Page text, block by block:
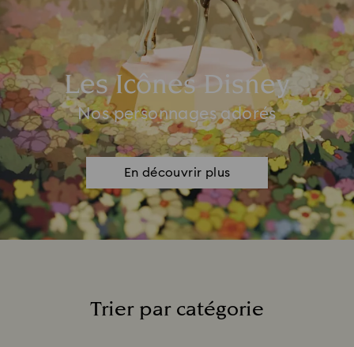
Les Icônes Disney
Nos personnages adorés
En découvrir plus
Trier par catégorie